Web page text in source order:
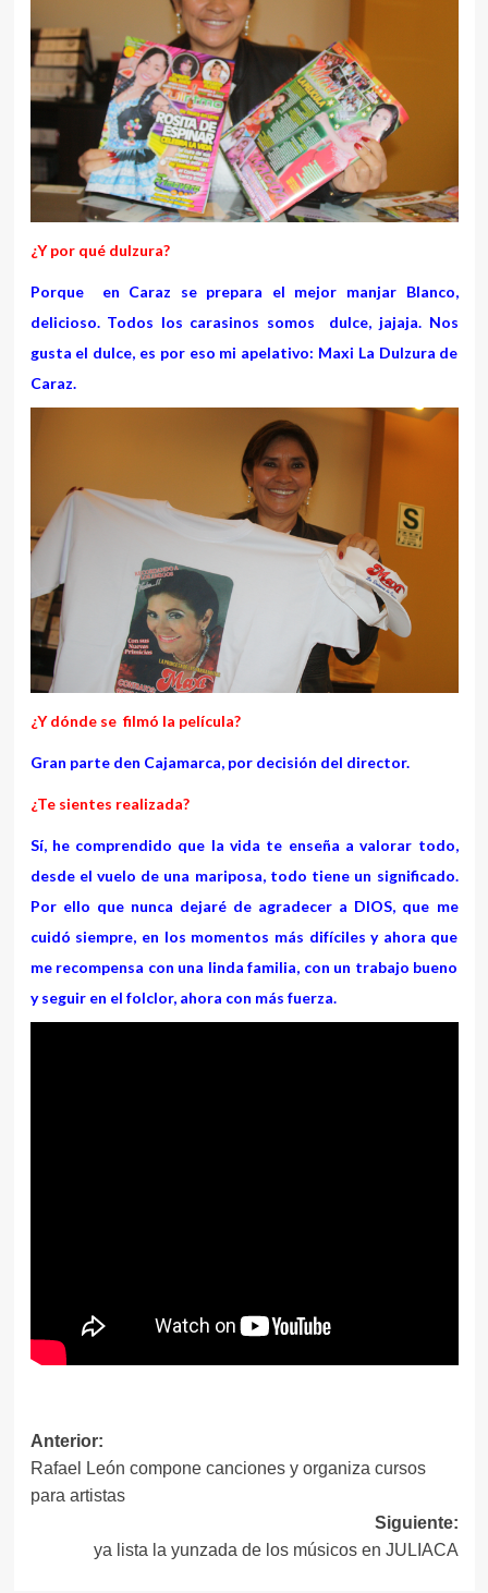
¿Y por qué dulzura?
Porque en Caraz se prepara el mejor manjar Blanco,
delicioso. Todos los carasinos somos dulce, jajaja. Nos
gusta el dulce, es por eso mi apelativo: Maxi La Dulzura de
Caraz.
¿Y dónde se filmó la película?
Gran parte den Cajamarca, por decisión del director.
¿Te sientes realizada?
Sí, he comprendido que la vida te enseña a valorar todo,
desde el vuelo de una mariposa, todo tiene un significado.
Por ello que nunca dejaré de agradecer a DIOS, que me
cuidó siempre, en los momentos más difíciles y ahora que
me recompensa con una linda familia, con un trabajo bueno
y seguir en el folclor, ahora con más fuerza.
Navegación
de
entradas
Anterior:
Rafael León compone canciones y organiza cursos
para artistas
Siguiente:
ya lista la yunzada de los músicos en JULIACA